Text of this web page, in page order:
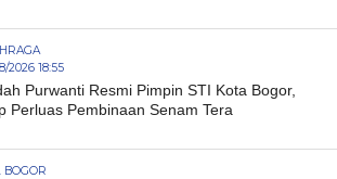
2026 18:55
Purwanti Resmi Pimpin STI Kota Bogor,
Perluas Pembinaan Senam Tera
BOGOR